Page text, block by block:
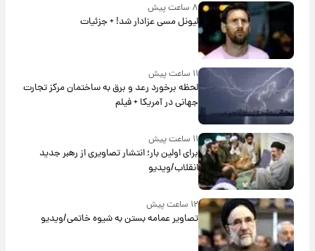
۸ ساعت پیش
لیونل مسی عزادار شد! + جزئیات
۱۱ ساعت پیش
لحظه برخورد رعد و برق به ساختمان مرکز تجارت
جهانی در آمریکا + فیلم
۱۱ ساعت پیش
برای اولین بار؛ انتشار تصاویری از رهبر جدید
انقلاب/ویدیو
۱۲ ساعت پیش
تصاویر عمامه بستن به شیوه خاتمی/ویدیو